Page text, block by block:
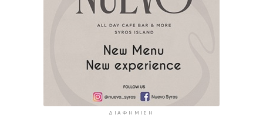
ΔΙΑΦΉΜΙΣΗ